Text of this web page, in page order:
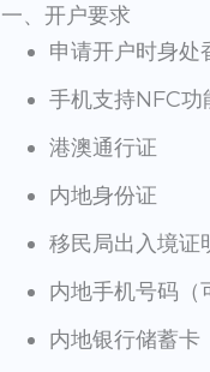
一、开户要求
申请开户时身处
手机支持NFC功
港澳通行证
内地身份证
移民局出入境证
内地手机号码（
内地银行储蓄卡